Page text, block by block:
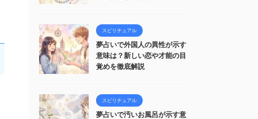
スピリチュアル
夢占いで外国人の異性が示す
意味は？新しい恋や才能の目
覚めを徹底解説
スピリチュアル
夢占いで汚いお風呂が示す意